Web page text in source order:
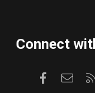
Connect
Facebook